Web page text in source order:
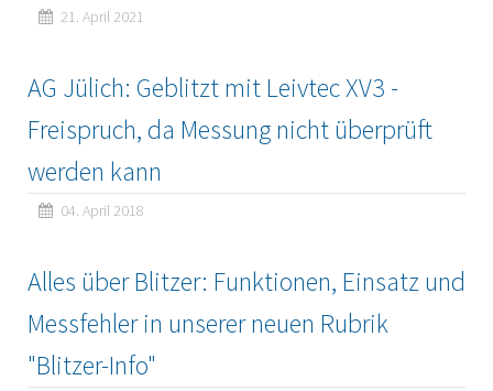
21. April 2021
AG Jülich: Geblitzt mit Leivtec XV3 -
Freispruch, da Messung nicht überprüft
werden kann
04. April 2018
Alles über Blitzer: Funktionen, Einsatz und
Messfehler in unserer neuen Rubrik
"Blitzer-Info"